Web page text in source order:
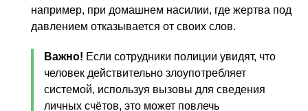
например, при домашнем насилии, где жертва под
давлением отказывается от своих слов.
Важно! Если сотрудники полиции увидят, что
человек действительно злоупотребляет
системой, используя вызовы для сведения
личных счётов, это может повлечь